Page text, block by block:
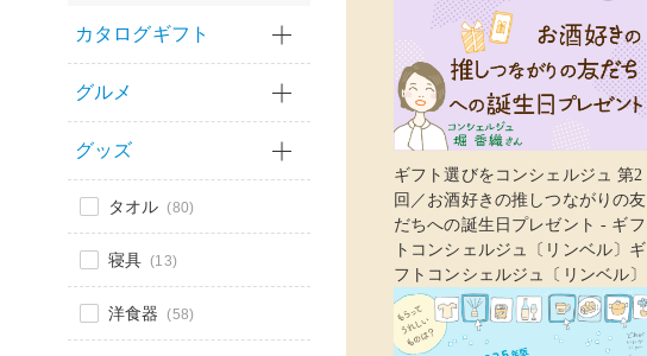
カタログギフト
グルメ
グッズ
タオル (80)
寝具 (13)
洋食器 (58)
ギフト選びをコンシェルジュ 第2
回／お酒好きの推しつながりの友
だちへの誕生日プレゼント - ギフ
トコンシェルジュ〔リンベル〕ギ
フトコンシェルジュ〔リンベル〕